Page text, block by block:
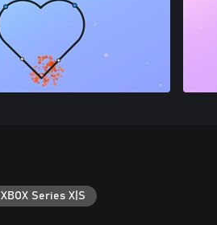
XBOX Series X|S